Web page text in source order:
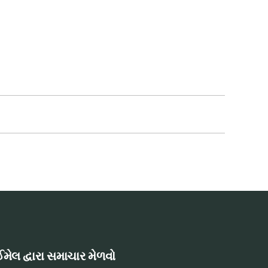
દ્વારા સમાચાર મેળવો